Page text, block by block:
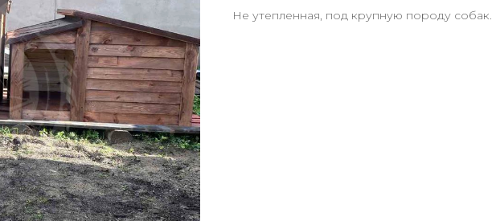
Не утепленная, под крупную породу собак.